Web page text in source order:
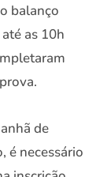
balanço
as 10h
de
é necessário